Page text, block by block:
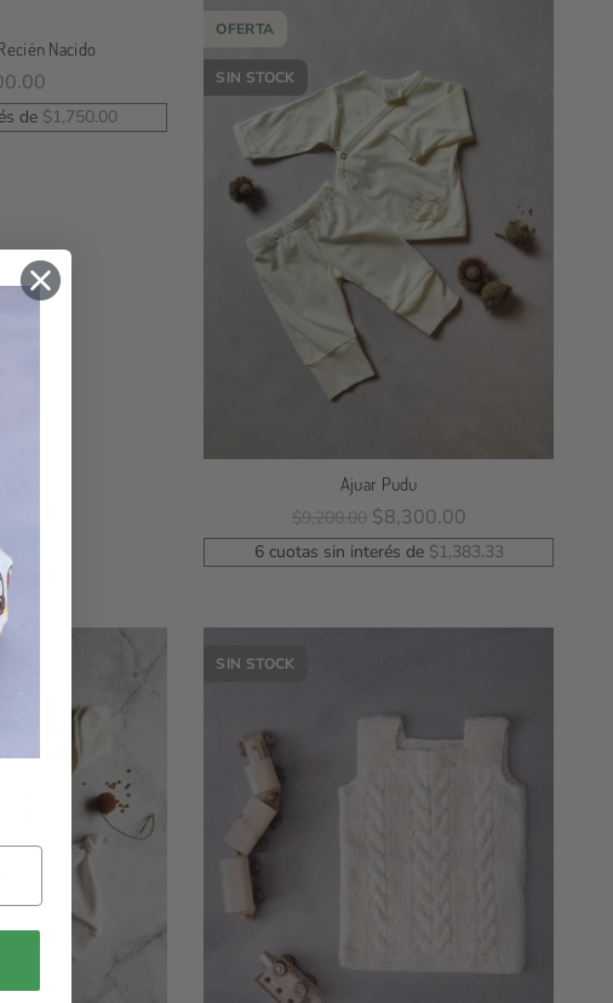
Nacido
de $1,750.00
OFERTA
SIN STOCK
Ajuar Pudu
$9,200.00 $8,300.00
Leer Más
6 cuotas sin interés de $1,383.33
SIN STOCK